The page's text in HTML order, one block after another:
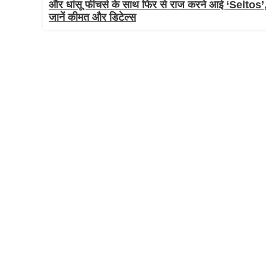
और धांसू फीचर्स के साथ फिर से राज करने आई
जानें कीमत और डिटेल्स